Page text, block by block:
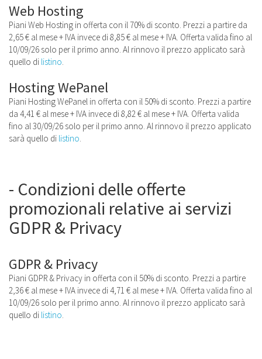
Web Hosting
Piani Web Hosting in offerta con il 70% di sconto. Prezzi a partire da
2,65 € al mese + IVA invece di 8,85 € al mese + IVA. Offerta valida fino al
10/09/26 solo per il primo anno. Al rinnovo il prezzo applicato sarà
quello di listino.
Hosting WePanel
Piani Hosting WePanel in offerta con il 50% di sconto. Prezzi a partire
da 4,41 € al mese + IVA invece di 8,82 € al mese + IVA. Offerta valida
fino al 30/09/26 solo per il primo anno. Al rinnovo il prezzo applicato
sarà quello di listino.
- Condizioni delle offerte
promozionali relative ai servizi
GDPR & Privacy
GDPR & Privacy
Piani GDPR & Privacy in offerta con il 50% di sconto. Prezzi a partire
2,36 € al mese + IVA invece di 4,71 € al mese + IVA. Offerta valida fino al
10/09/26 solo per il primo anno. Al rinnovo il prezzo applicato sarà
quello di listino.